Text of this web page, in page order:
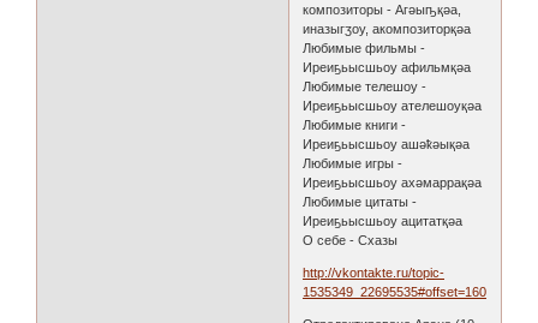
композиторы - Агәыҧқәа,
иназыгӡоу, акомпозиторқәа
Любимые фильмы -
Иреиҕьысшьоу афильмқәа
Любимые телешоу -
Иреиҕьысшьоу ателешоуқәа
Любимые книги -
Иреиҕьысшьоу ашәҟәықәа
Любимые игры -
Иреиҕьысшьоу ахәмаррақәа
Любимые цитаты -
Иреиҕьысшьоу ацитатқәа
О себе - Схазы
http://vkontakte.ru/topic-
1535349_22695535#offset=160